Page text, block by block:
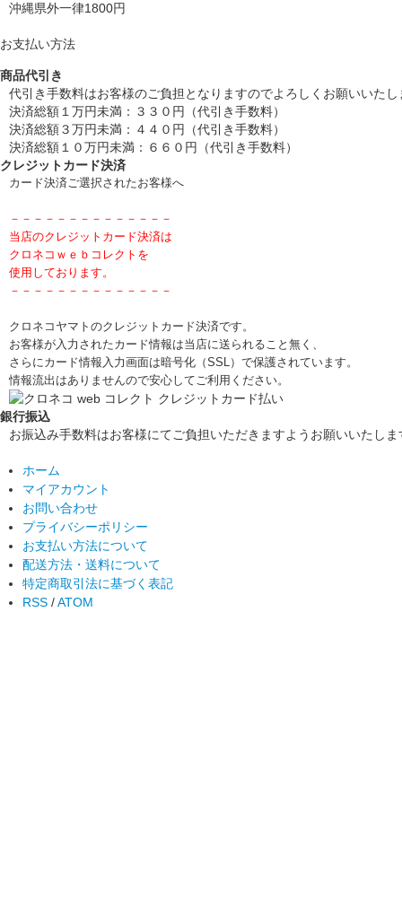
沖縄県外一律1800円
お支払い方法
商品代引き
代引き手数料はお客様のご負担となりますのでよろしくお願いいたし
決済総額１万円未満：３３０円（代引き手数料）
決済総額３万円未満：４４０円（代引き手数料）
決済総額１０万円未満：６６０円（代引き手数料）
クレジットカード決済
カード決済ご選択されたお客様へ
－－－－－－－－－－－－－－
当店のクレジットカード決済は
クロネコｗｅｂコレクトを
使用しております。
－－－－－－－－－－－－－－
クロネコヤマトのクレジットカード決済です。
お客様が入力されたカード情報は当店に送られること無く、
さらにカード情報入力画面は暗号化（SSL）で保護されています。
情報流出はありませんので安心してご利用ください。
銀行振込
お振込み手数料はお客様にてご負担いただきますようお願いいたしま
ホーム
マイアカウント
お問い合わせ
プライバシーポリシー
お支払い方法について
配送方法・送料について
特定商取引法に基づく表記
RSS /ATOM